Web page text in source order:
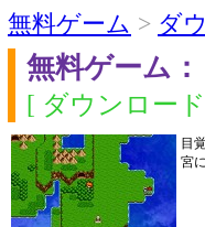
無料ゲーム > ダ
無料ゲーム：
[ ダウンロー
目
宮